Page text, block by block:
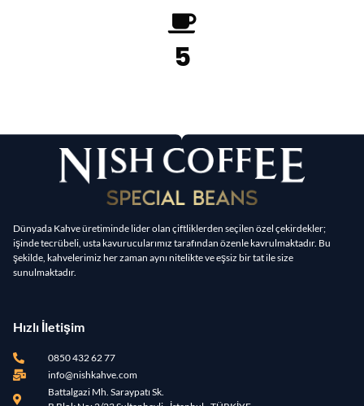
5
Dünyada Kahve üretiminde lider olan çiftliklerden seçilen özel çekirdekler;
işinde tecrübeli, usta kavurucularımız tarafından özenle kavrulmaktadır. Bu
şekilde, kahvelerimiz her zaman aynı nitelikte ve eşsiz bir tat ile size
sunulmaktadır.
Hızlı İletişim
0850 432 62 77
info@nishkahve.com
Battalgazi Mh. Saraypatı Sk.